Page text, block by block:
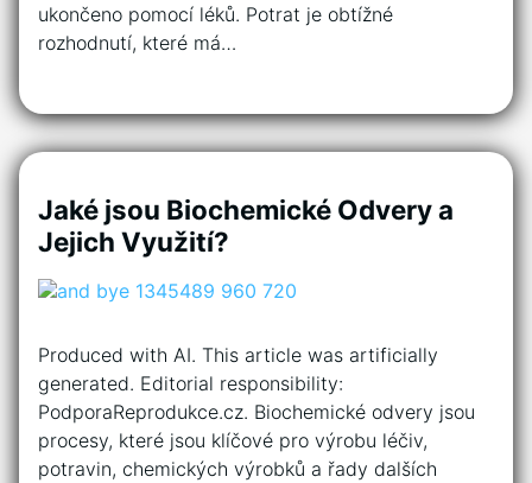
ukončeno pomocí léků. Potrat je obtížné
rozhodnutí, které má…
Jaké jsou Biochemické Odvery a
Jejich Využití?
Produced with AI. This article was artificially
generated. Editorial responsibility:
PodporaReprodukce.cz. Biochemické odvery jsou
procesy, které jsou klíčové pro výrobu léčiv,
potravin, chemických výrobků a řady dalších